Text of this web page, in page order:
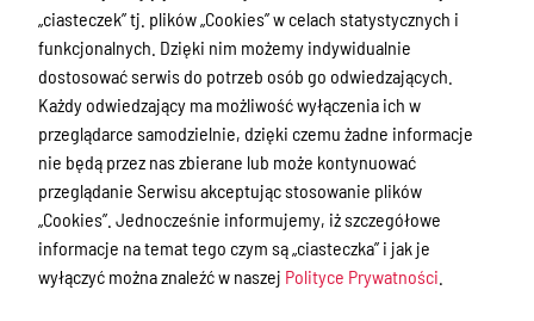
Przetargi
Ogłoszenia
Petycje
Nabór
Dyżury Aptek w Powiecie Ostródzkim
Komunikacja publiczna
Nieodpłatna pomoc prawna
„ciasteczek” tj. plików „Cookies” w celach statystycznych i
funkcjonalnych. Dzięki nim możemy indywidualnie
dostosować serwis do potrzeb osób go odwiedzających.
Każdy odwiedzający ma możliwość wyłączenia ich w
przeglądarce samodzielnie, dzięki czemu żadne informacje
nie będą przez nas zbierane lub może kontynuować
przeglądanie Serwisu akceptując stosowanie plików
„Cookies”. Jednocześnie informujemy, iż szczegółowe
informacje na temat tego czym są „ciasteczka” i jak je
wyłączyć można znaleźć w naszej Polityce Prywatności